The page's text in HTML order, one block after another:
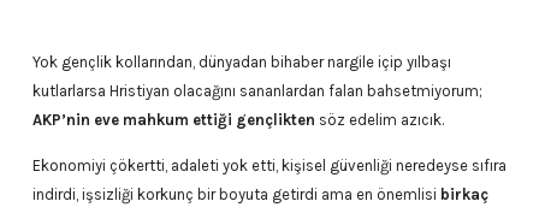
Yok gençlik kollarından, dünyadan bihaber nargile içip yılbaşı
kutlarlarsa Hristiyan olacağını sananlardan falan bahsetmiyorum;
AKP’nin eve mahkum ettiği gençlikten söz edelim azıcık.
Ekonomiyi çökertti, adaleti yok etti, kişisel güvenliği neredeyse sıfıra
indirdi, işsizliği korkunç bir boyuta getirdi ama en önemlisi birkaç